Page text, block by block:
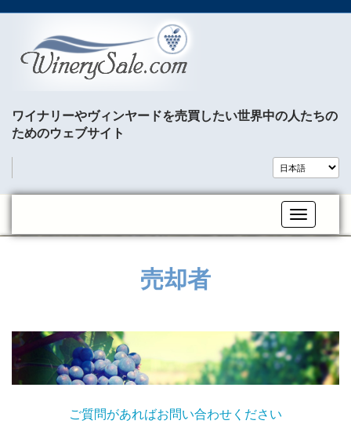
ワイナリーやヴィンヤードを売買したい世界中の人たちの
ためのウェブサイト
Toggle
売却者
ご質問があればお問い合わせください